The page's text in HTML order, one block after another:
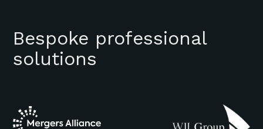
Bespoke professional
solutions